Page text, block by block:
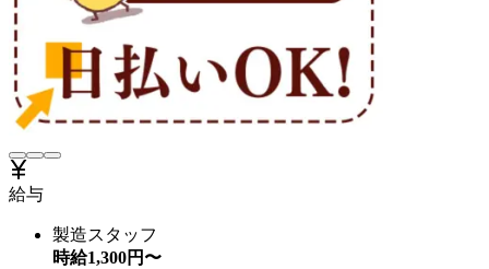
給与
製造スタッフ
時給1,300円〜